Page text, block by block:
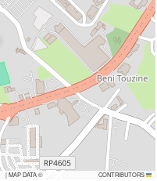
LEAFLET
|MAP DATA © CONTRIBUTORS